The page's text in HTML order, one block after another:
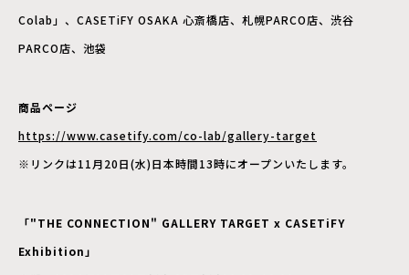
Colab」、CASETiFY OSAKA 心斎橋店、札幌PARCO店、渋谷
PARCO店、池袋
商品ページ
https://www.casetify.com/co-lab/gallery-target
※リンクは11月20日(水)日本時間13時にオープンいたします。
「"THE CONNECTION" GALLERY TARGET x CASETiFY
Exhibition」